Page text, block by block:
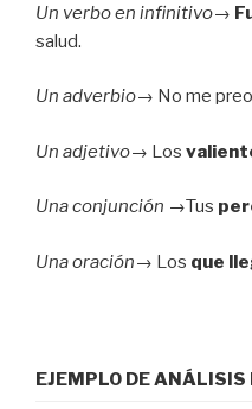
Un verbo en infinitivo→
salud.
Un adverbio→ No me
Un adjetivo→ Los
Una conjunción →Tus
Una oración→ Los que
EJEMPLO DE ANÁLISIS